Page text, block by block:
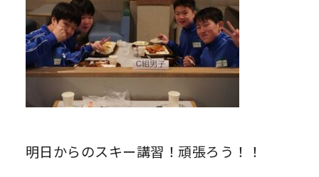
明日からのスキー講習！頑張ろう！！